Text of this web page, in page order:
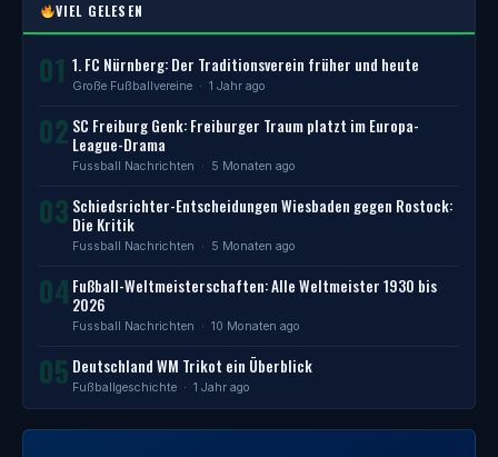
VIEL GELESEN
01 1. FC Nürnberg: Der Traditionsverein früher und heute
Große Fußballvereine · 1 Jahr ago
02 SC Freiburg Genk: Freiburger Traum platzt im Europa-
League-Drama
Fussball Nachrichten · 5 Monaten ago
03 Schiedsrichter-Entscheidungen Wiesbaden gegen Rostock:
Die Kritik
Fussball Nachrichten · 5 Monaten ago
04 Fußball-Weltmeisterschaften: Alle Weltmeister 1930 bis
2026
Fussball Nachrichten · 10 Monaten ago
05 Deutschland WM Trikot ein Überblick
Fußballgeschichte · 1 Jahr ago